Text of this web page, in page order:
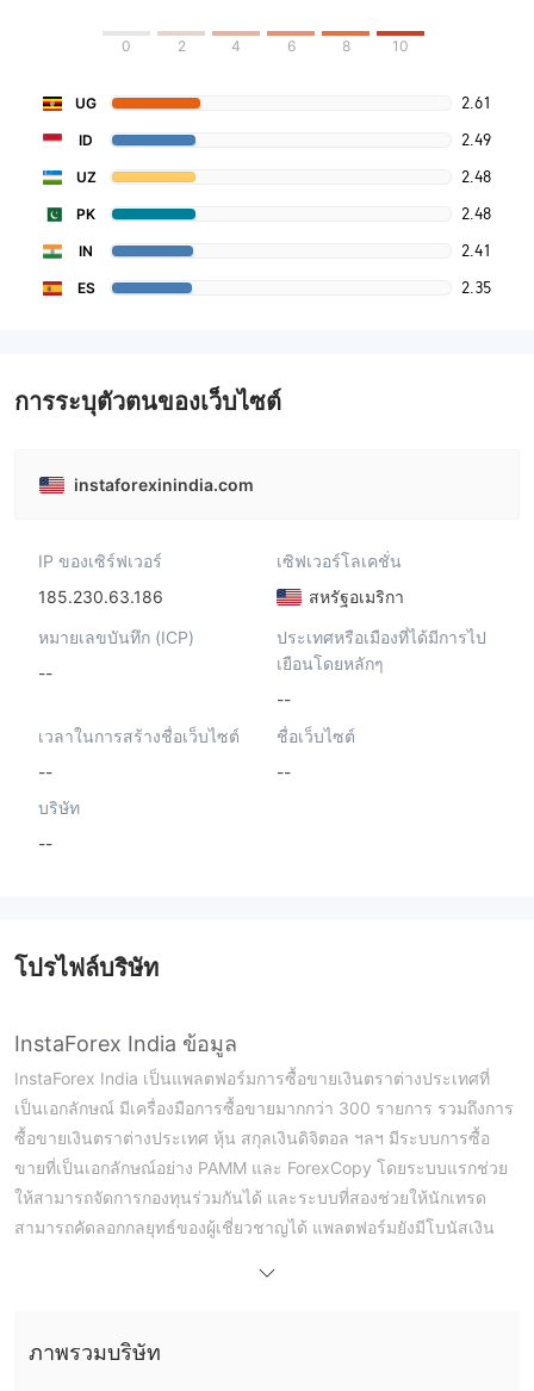
0 2 4 6 8 10
UG 2.61
ID 2.49
UZ 2.48
PK 2.48
IN 2.41
ES 2.35
การระบุตัวตนของเว็บไซต์
instaforexinindia.com
IP ของเซิร์ฟเวอร์
185.230.63.186
เซิฟเวอร์โลเคชั่น
สหรัฐอเมริกา
หมายเลขบันทึก (ICP)
--
ประเทศหรือเมืองที่ได้มีการไป
เยือนโดยหลักๆ
--
เวลาในการสร้างชื่อเว็บไซต์
--
ชื่อเว็บไซต์
--
บริษัท
--
โปรไฟล์บริษัท
InstaForex India ข้อมูล
InstaForex India เป็นแพลตฟอร์มการซื้อขายเงินตราต่างประเทศที่
เป็นเอกลักษณ์ มีเครื่องมือการซื้อขายมากกว่า 300 รายการ รวมถึงการ
ซื้อขายเงินตราต่างประเทศ หุ้น สกุลเงินดิจิตอล ฯลฯ มีระบบการซื้อ
ขายที่เป็นเอกลักษณ์อย่าง PAMM และ ForexCopy โดยระบบแรกช่วย
ให้สามารถจัดการกองทุนร่วมกันได้ และระบบที่สองช่วยให้นักเทรด
สามารถคัดลอกกลยุทธ์ของผู้เชี่ยวชาญได้ แพลตฟอร์มยังมีโบนัสเงิน
ข้อดีและข้อเสีย
ภาพรวมบริษัท